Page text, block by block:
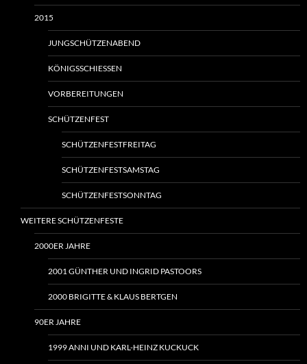
2015
JUNGSCHÜTZENABEND
KÖNIGSSCHIESSEN
VORBEREITUNGEN
SCHÜTZENFEST
SCHÜTZENFESTFREITAG
SCHÜTZENFESTSAMSTAG
SCHÜTZENFESTSONNTAG
WEITERE SCHÜTZENFESTE
2000ER JAHRE
2001 GÜNTHER UND INGRID PASTOORS
2000 BRIGITTE & KLAUS BERTGEN
90ER JAHRE
1999 ANNI UND KARL-HEINZ KUCKUCK